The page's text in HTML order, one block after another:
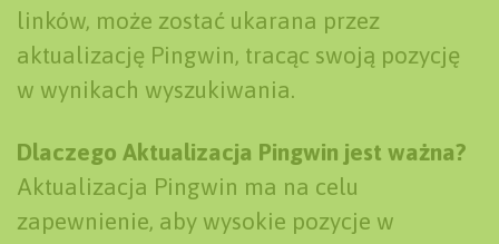
linków, może zostać ukarana przez
aktualizację Pingwin, tracąc swoją pozycję
w wynikach wyszukiwania.
Dlaczego Aktualizacja Pingwin jest ważna?
Aktualizacja Pingwin ma na celu
zapewnienie, aby wysokie pozycje w